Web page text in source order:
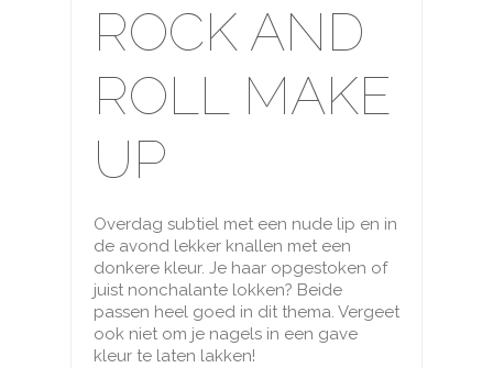
ROCK AND
ROLL MAKE
UP
Overdag subtiel met een nude lip en in
de avond lekker knallen met een
donkere kleur. Je haar opgestoken of
juist nonchalante lokken? Beide
passen heel goed in dit thema. Vergeet
ook niet om je nagels in een gave
kleur te laten lakken!